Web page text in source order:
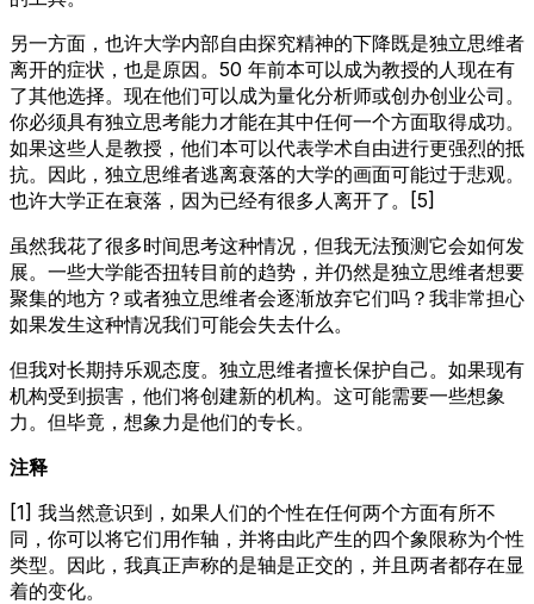
另一方面，也许大学内部自由探究精神的下降既是独立思维者
离开的症状，也是原因。50 年前本可以成为教授的人现在有
了其他选择。现在他们可以成为量化分析师或创办创业公司。
你必须具有独立思考能力才能在其中任何一个方面取得成功。
如果这些人是教授，他们本可以代表学术自由进行更强烈的抵
抗。因此，独立思维者逃离衰落的大学的画面可能过于悲观。
也许大学正在衰落，因为已经有很多人离开了。[5]
虽然我花了很多时间思考这种情况，但我无法预测它会如何发
展。一些大学能否扭转目前的趋势，并仍然是独立思维者想要
聚集的地方？或者独立思维者会逐渐放弃它们吗？我非常担心
如果发生这种情况我们可能会失去什么。
但我对长期持乐观态度。独立思维者擅长保护自己。如果现有
机构受到损害，他们将创建新的机构。这可能需要一些想象
力。但毕竟，想象力是他们的专长。
注释
[1] 我当然意识到，如果人们的个性在任何两个方面有所不
同，你可以将它们用作轴，并将由此产生的四个象限称为个性
类型。因此，我真正声称的是轴是正交的，并且两者都存在显
着的变化。